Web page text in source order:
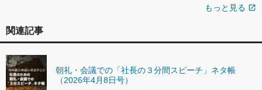
もっと見る open_in_new
関連記事
朝礼・会議での「社長の３分間スピーチ」ネタ帳
（2026年4月8日号）